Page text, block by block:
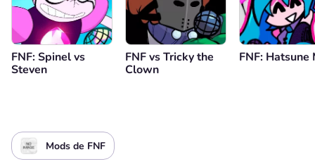
FNF: Spinel vs
Steven
FNF vs Tricky the
Clown
FNF: Hatsune
Mods de FNF